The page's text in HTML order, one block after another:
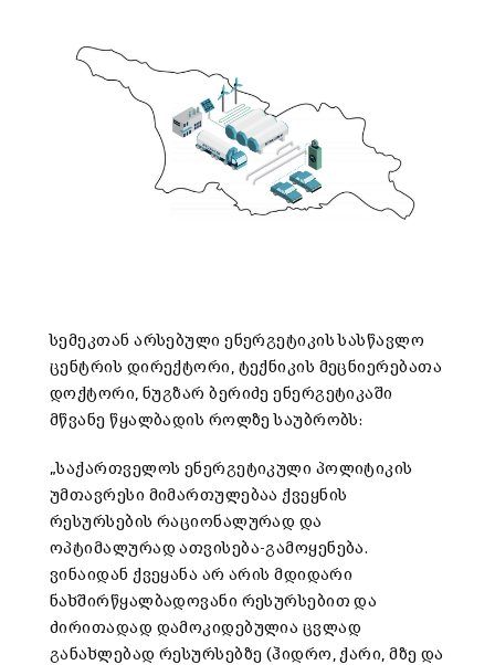
სემეკთან არსებული ენერგეტიკის სასწავლო
ცენტრის დირექტორი, ტექნიკის მეცნიერებათა
დოქტორი, ნუგზარ ბერიძე ენერგეტიკაში
მწვანე წყალბადის როლზე საუბრობს:
„საქართველოს ენერგეტიკული პოლიტიკის
უმთავრესი მიმართულებაა ქვეყნის
რესურსების რაციონალურად და
ოპტიმალურად ათვისება-გამოყენება.
ვინაიდან ქვეყანა არ არის მდიდარი
ნახშირწყალბადოვანი რესურსებით და
ძირითადად დამოკიდებულია ცვლად
განახლებად რესურსებზე (ჰიდრო, ქარი, მზე და